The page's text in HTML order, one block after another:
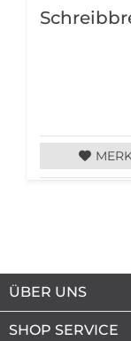
ÜBER UNS
SHOP SERVICE